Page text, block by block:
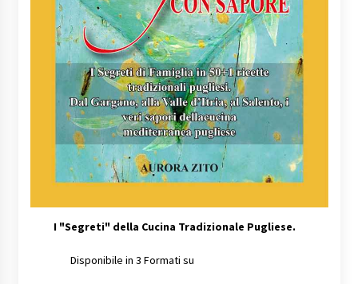
I "Segreti" della Cucina Tradizionale Pugliese.
Disponibile in 3 Formati su